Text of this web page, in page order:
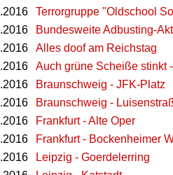
Terrorgruppe "Oldschool
Bundesweite Adbusting-
Alles doof am Reichstag
Auch grüne Scheiße stinkt
Braunschweig - JFK-Platz
Braunschweig -
Frankfurt - Alte Oper
Frankfurt - Bockenheimer
Leipzig - Goerdelerring